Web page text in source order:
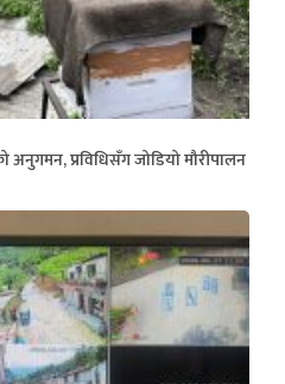
प्रविधिसँग जोडियो मौरीपालन